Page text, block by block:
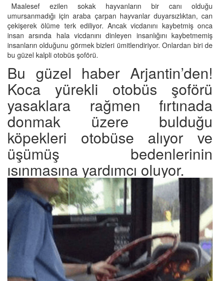
Maalesef ezilen sokak hayvanların bir canı olduğu
umursanmadığı için araba çarpan hayvanlar duyarsızlıktan, can
çekişerek ölüme terk ediliyor. Ancak vicdanını kaybetmiş onca
insan arsında hala vicdanını dinleyen insanlığını kaybetmemiş
insanların olduğunu görmek bizleri ümitlendiriyor. Onlardan biri de
bu güzel kalpli otobüs şoförü.
Bu güzel haber Arjantin’den!
Koca yürekli otobüs şoförü
yasaklara rağmen fırtınada
donmak üzere bulduğu
köpekleri otobüse alıyor ve
üşümüş bedenlerinin
ısınmasına yardımcı oluyor.